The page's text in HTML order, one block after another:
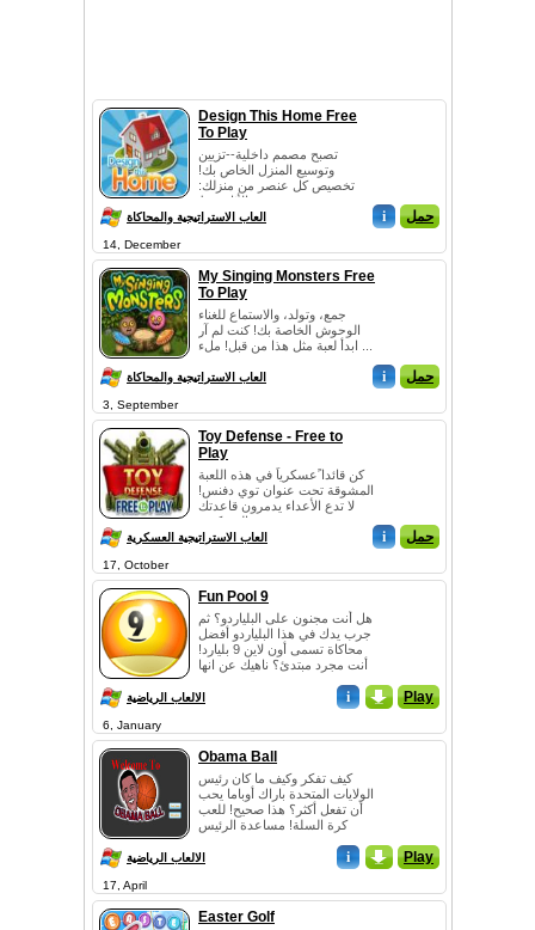
Design This Home Free
To Play
تصبح مصمم داخلية--تزيين
وتوسيع المنزل الخاص بك!
تخصيص كل عنصر من منزلك:
العاب الاستراتيجية والمحاكاة i حمل
14, December
My Singing Monsters Free
To Play
جمع، وتولد، والاستماع للغناء
الوحوش الخاصة بك! كنت لم آر
العاب الاستراتيجية والمحاكاة i حمل
3, September
Toy Defense - Free to
Play
كن قائدا ًعسكرياً في هذه اللعبة
المشوقة تحت عنوان توي دفنس!
لا تدع الأعداء يدمرون قاعدتك
العاب الاستراتيجية العسكرية i حمل
17, October
Fun Pool 9
هل أنت مجنون على البلياردو؟ ثم
جرب يدك في هذا البلياردو أفضل
محاكاة تسمى أون لاين 9 بليارد!
أنت مجرد مبتدئ؟ ناهيك عن انها
الالعاب الرياضية i _ Play
6, January
Obama Ball
كيف تفكر وكيف ما كان رئيس
الولايات المتحدة باراك أوباما يحب
أن تفعل أكثر؟ هذا صحيح! للعب
كرة السلة! مساعدة الرئيس
الالعاب الرياضية i _ Play
17, April
Easter Golf